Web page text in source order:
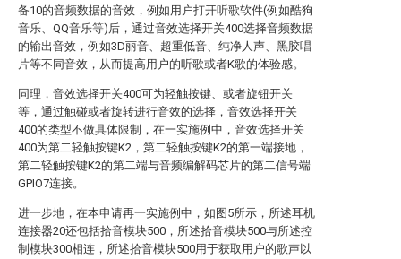
备10的音频数据的音效，例如用户打开听歌软件(例如酷狗
音乐、QQ音乐等)后，通过音效选择开关400选择音频数据
的输出音效，例如3D丽音、超重低音、纯净人声、黑胶唱
片等不同音效，从而提高用户的听歌或者K歌的体验感。
同理，音效选择开关400可为轻触按键、或者旋钮开关
等，通过触碰或者旋转进行音效的选择，音效选择开关
400的类型不做具体限制，在一实施例中，音效选择开关
400为第二轻触按键K2，第二轻触按键K2的第一端接地，
第二轻触按键K2的第二端与音频编解码芯片的第二信号端
GPIO7连接。
进一步地，在本申请再一实施例中，如图5所示，所述耳机
连接器20还包括拾音模块500，所述拾音模块500与所述控
制模块300相连，所述拾音模块500用于获取用户的歌声以